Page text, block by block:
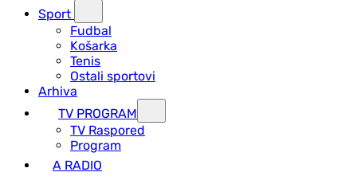
Sport
Fudbal
Košarka
Tenis
Ostali sportovi
Arhiva
TV PROGRAM
ТV Raspored
Program
A RADIO